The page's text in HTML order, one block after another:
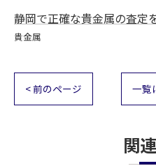
静岡で正確な貴金属の査定
貴金属
< 前のページ 一覧
関